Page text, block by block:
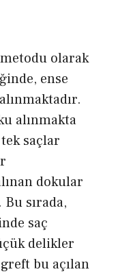
olarak
ense
alınmakta
saçlar
dokular
sırada,
saç
delikler
bu açılan